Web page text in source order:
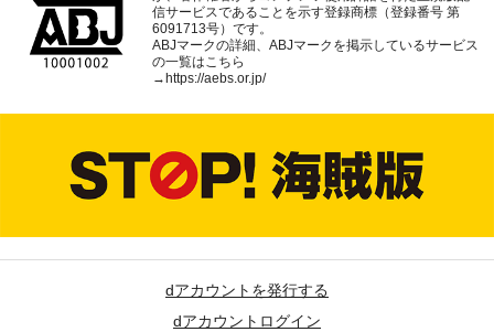
信サービスであることを示す登録商標（登録番号 第
6091713号）です。
ABJマークの詳細、ABJマークを掲示しているサービス
の一覧はこちら
→ https://aebs.or.jp/
dアカウントを発行する
dアカウントログイン